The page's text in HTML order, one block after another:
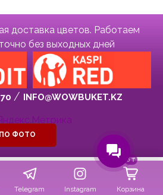
Telegram Instagram Корзина
0₸
доставка цветов. Работаем
без выходных дней
INFO@WOWBUKET.KZ
ПО ФОТО